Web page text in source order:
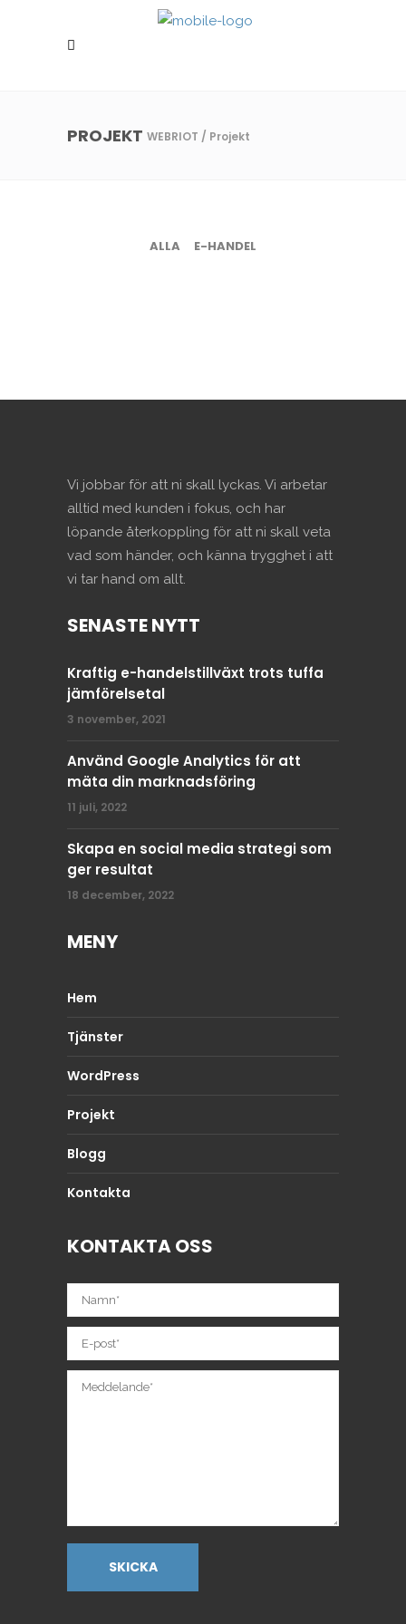
PROJEKT WEBRIOT / Projekt
ALLA E-HANDEL
Vi jobbar för att ni skall lyckas. Vi arbetar
alltid med kunden i fokus, och har
löpande återkoppling för att ni skall veta
vad som händer, och känna trygghet i att
vi tar hand om allt.
SENASTE NYTT
Kraftig e-handelstillväxt trots tuffa
jämförelsetal
3 november, 2021
Använd Google Analytics för att
mäta din marknadsföring
11 juli, 2022
Skapa en social media strategi som
ger resultat
18 december, 2022
MENY
Hem
Tjänster
WordPress
Projekt
Blogg
Kontakta
KONTAKTA OSS